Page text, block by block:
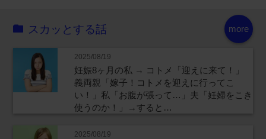
more
スカッとする話
2025/08/19
妊娠8ヶ月の私 → コトメ「迎えに来て！」
義両親「嫁子！コトメを迎えに行ってこ
い！」私「お腹が張って…」夫「妊婦をこき
使うのか！」→すると…
2025/08/19